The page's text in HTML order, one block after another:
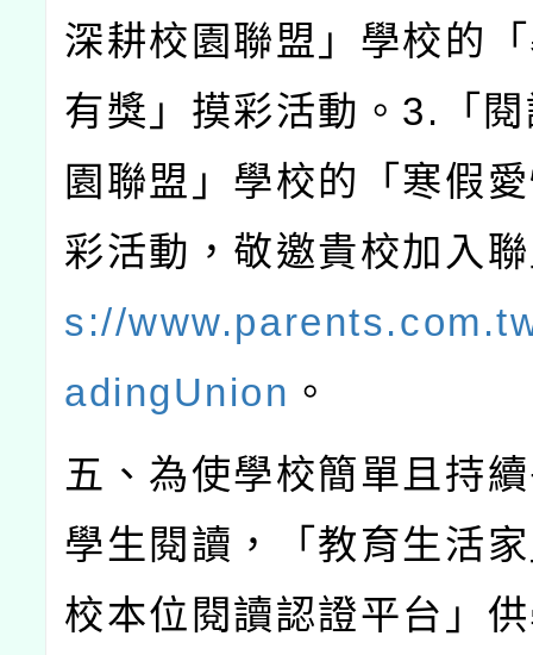
深耕校園聯盟」學校的
有獎」摸彩活動。 3.
「
園聯盟」學校的「寒假
彩活動，敬邀貴校加入
s://
adingUnion 。
五、為使學校簡單且持
學生閱讀，「教育生活
校本位閱讀認證平台」